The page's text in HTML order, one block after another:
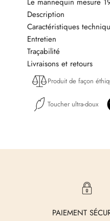
Description
Caractéristiques
Entretien
Traçabilité
Livraisons et retours
Produit de façon
Toucher ultra-doux
PAIEMENT